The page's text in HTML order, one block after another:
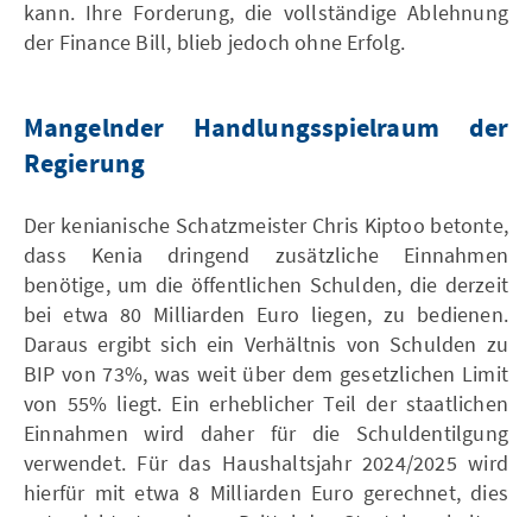
kann. Ihre Forderung, die vollständige Ablehnung
der Finance Bill, blieb jedoch ohne Erfolg.
Mangelnder Handlungsspielraum der
Regierung
Der kenianische Schatzmeister Chris Kiptoo betonte,
dass Kenia dringend zusätzliche Einnahmen
benötige, um die öffentlichen Schulden, die derzeit
bei etwa 80 Milliarden Euro liegen, zu bedienen.
Daraus ergibt sich ein Verhältnis von Schulden zu
BIP von 73%, was weit über dem gesetzlichen Limit
von 55% liegt. Ein erheblicher Teil der staatlichen
Einnahmen wird daher für die Schuldentilgung
verwendet. Für das Haushaltsjahr 2024/2025 wird
hierfür mit etwa 8 Milliarden Euro gerechnet, dies